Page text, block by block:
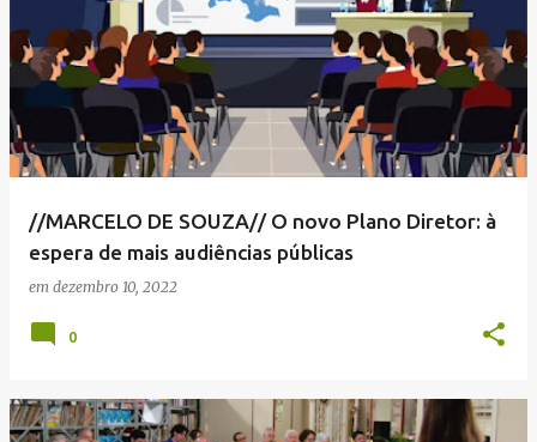
//MARCELO DE SOUZA// O novo Plano Diretor: à
espera de mais audiências públicas
em dezembro 10, 2022
0